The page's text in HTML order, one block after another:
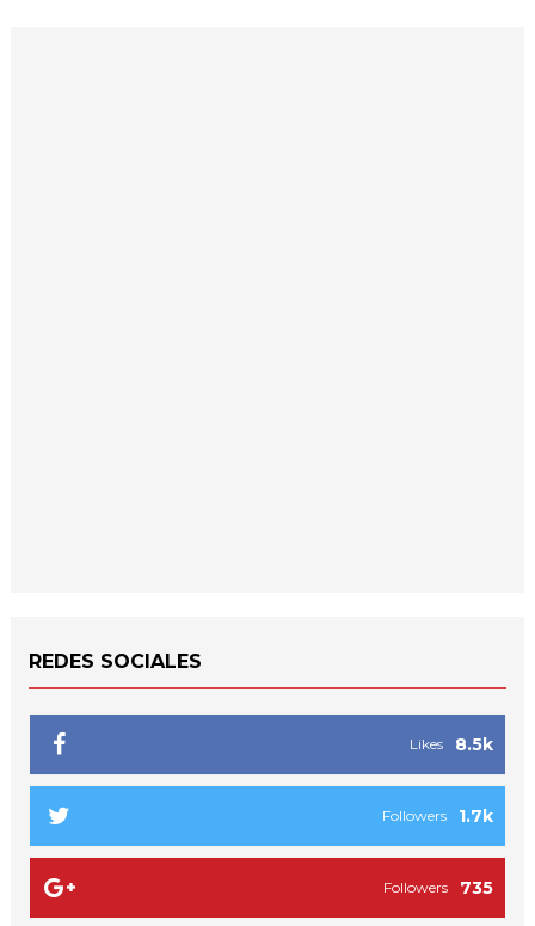
REDES SOCIALES
8.5k
Likes
1.7k
Followers
735
Followers